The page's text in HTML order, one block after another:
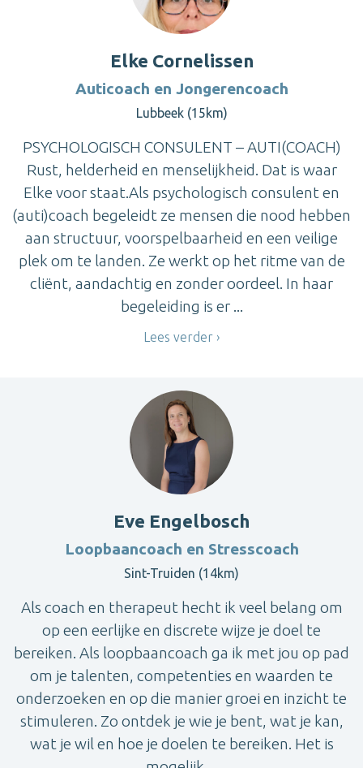
Elke Cornelissen
Auticoach en Jongerencoach
Lubbeek (15km)
PSYCHOLOGISCH CONSULENT – AUTI(COACH)
Rust, helderheid en menselijkheid. Dat is waar
Elke voor staat.Als psychologisch consulent en
(auti)coach begeleidt ze mensen die nood hebben
aan structuur, voorspelbaarheid en een veilige
plek om te landen. Ze werkt op het ritme van de
cliënt, aandachtig en zonder oordeel. In haar
begeleiding is er ...
Lees verder
Eve Engelbosch
Loopbaancoach en Stresscoach
Sint-Truiden (14km)
Als coach en therapeut hecht ik veel belang om
op een eerlijke en discrete wijze je doel te
bereiken. Als loopbaancoach ga ik met jou op pad
om je talenten, competenties en waarden te
onderzoeken en op die manier groei en inzicht te
stimuleren. Zo ontdek je wie je bent, wat je kan,
wat je wil en hoe je doelen te bereiken. Het is